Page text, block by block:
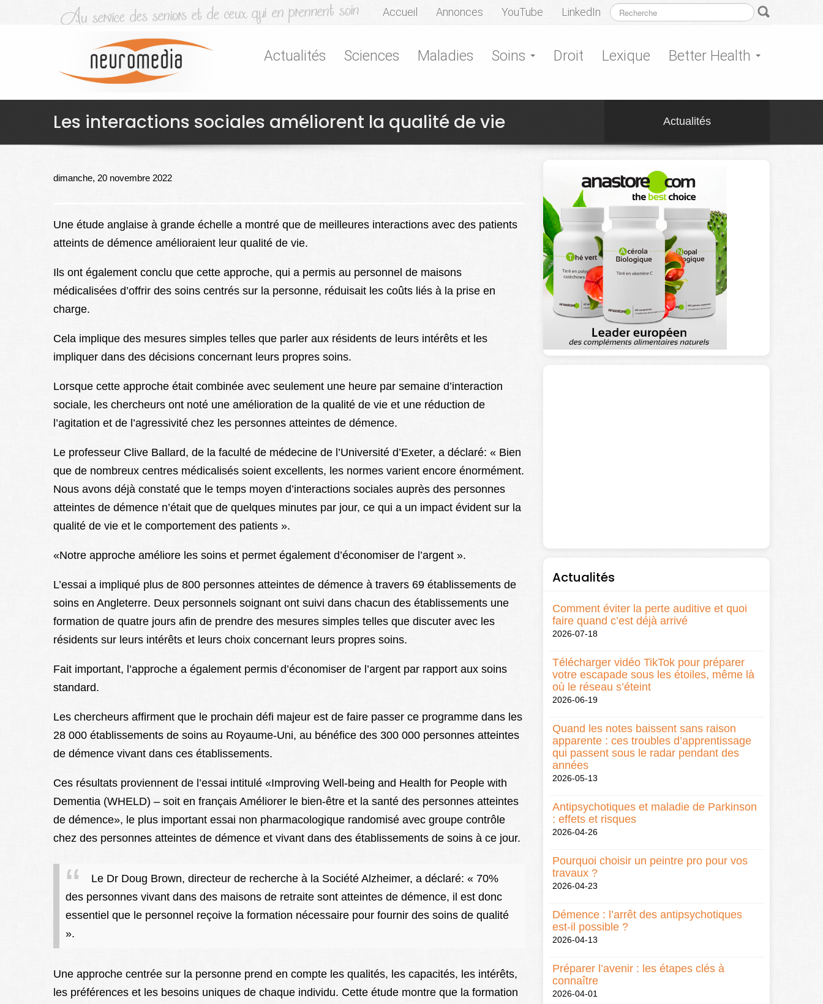
Accueil Annonces YouTube LinkedIn
Actualités Sciences Maladies Soins Droit Lexique Better Health
Les interactions sociales améliorent la qualité de vie Actualités
dimanche, 20 novembre 2022
Une étude anglaise à grande échelle a montré que de meilleures interactions avec des patients
atteints de démence amélioraient leur qualité de vie.
Ils ont également conclu que cette approche, qui a permis au personnel de maisons
médicalisées d’offrir des soins centrés sur la personne, réduisait les coûts liés à la prise en
charge.
Cela implique des mesures simples telles que parler aux résidents de leurs intérêts et les
impliquer dans des décisions concernant leurs propres soins.
Lorsque cette approche était combinée avec seulement une heure par semaine d’interaction
sociale, les chercheurs ont noté une amélioration de la qualité de vie et une réduction de
l’agitation et de l’agressivité chez les personnes atteintes de démence.
Le professeur Clive Ballard, de la faculté de médecine de l’Université d’Exeter, a déclaré: « Bien
que de nombreux centres médicalisés soient excellents, les normes varient encore énormément.
Nous avons déjà constaté que le temps moyen d’interactions sociales auprès des personnes
atteintes de démence n’était que de quelques minutes par jour, ce qui a un impact évident sur la
qualité de vie et le comportement des patients ».
«Notre approche améliore les soins et permet également d’économiser de l’argent ».
L’essai a impliqué plus de 800 personnes atteintes de démence à travers 69 établissements de
soins en Angleterre. Deux personnels soignant ont suivi dans chacun des établissements une
formation de quatre jours afin de prendre des mesures simples telles que discuter avec les
résidents sur leurs intérêts et leurs choix concernant leurs propres soins.
Fait important, l’approche a également permis d’économiser de l’argent par rapport aux soins
standard.
Les chercheurs affirment que le prochain défi majeur est de faire passer ce programme dans les
28 000 établissements de soins au Royaume-Uni, au bénéfice des 300 000 personnes atteintes
de démence vivant dans ces établissements.
Ces résultats proviennent de l’essai intitulé «Improving Well-being and Health for People with
Dementia (WHELD) – soit en français Améliorer le bien-être et la santé des personnes atteintes
de démence», le plus important essai non pharmacologique randomisé avec groupe contrôle
chez des personnes atteintes de démence et vivant dans des établissements de soins à ce jour.
Le Dr Doug Brown, directeur de recherche à la Société Alzheimer, a déclaré: « 70%
des personnes vivant dans des maisons de retraite sont atteintes de démence, il est donc
essentiel que le personnel reçoive la formation nécessaire pour fournir des soins de qualité
».
Une approche centrée sur la personne prend en compte les qualités, les capacités, les intérêts,
les préférences et les besoins uniques de chaque individu. Cette étude montre que la formation
Actualités
Comment éviter la perte auditive et quoi
faire quand c’est déjà arrivé
2026-07-18
Télécharger vidéo TikTok pour préparer
votre escapade sous les étoiles, même là
où le réseau s’éteint
2026-06-19
Quand les notes baissent sans raison
apparente : ces troubles d’apprentissage
qui passent sous le radar pendant des
années
2026-05-13
Antipsychotiques et maladie de Parkinson
: effets et risques
2026-04-26
Pourquoi choisir un peintre pro pour vos
travaux ?
2026-04-23
Démence : l’arrêt des antipsychotiques
est-il possible ?
2026-04-13
Préparer l’avenir : les étapes clés à
connaître
2026-04-01